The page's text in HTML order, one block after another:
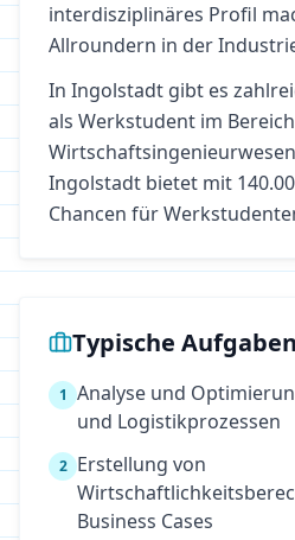
interdisziplinäres Profil
Allroundern in der
In Ingolstadt gibt es
als Werkstudent im Bereich
Wirtschaftsingenieurwesen
Ingolstadt bietet mit
Chancen für
Typische Aufgaben
1 Analyse und
und Logistikprozessen
2 Erstellung von
Business Cases